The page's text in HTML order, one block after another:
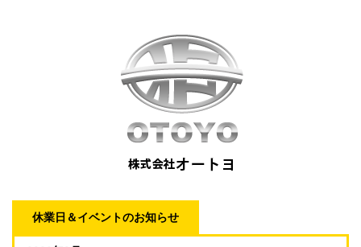
休業日＆イベントのお知らせ